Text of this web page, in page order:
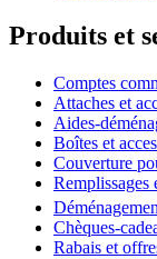
Produits et
Comptes
Attaches et
Aides-
Boîtes et
Couverture
Remplissages
Chèques-
Rabais et